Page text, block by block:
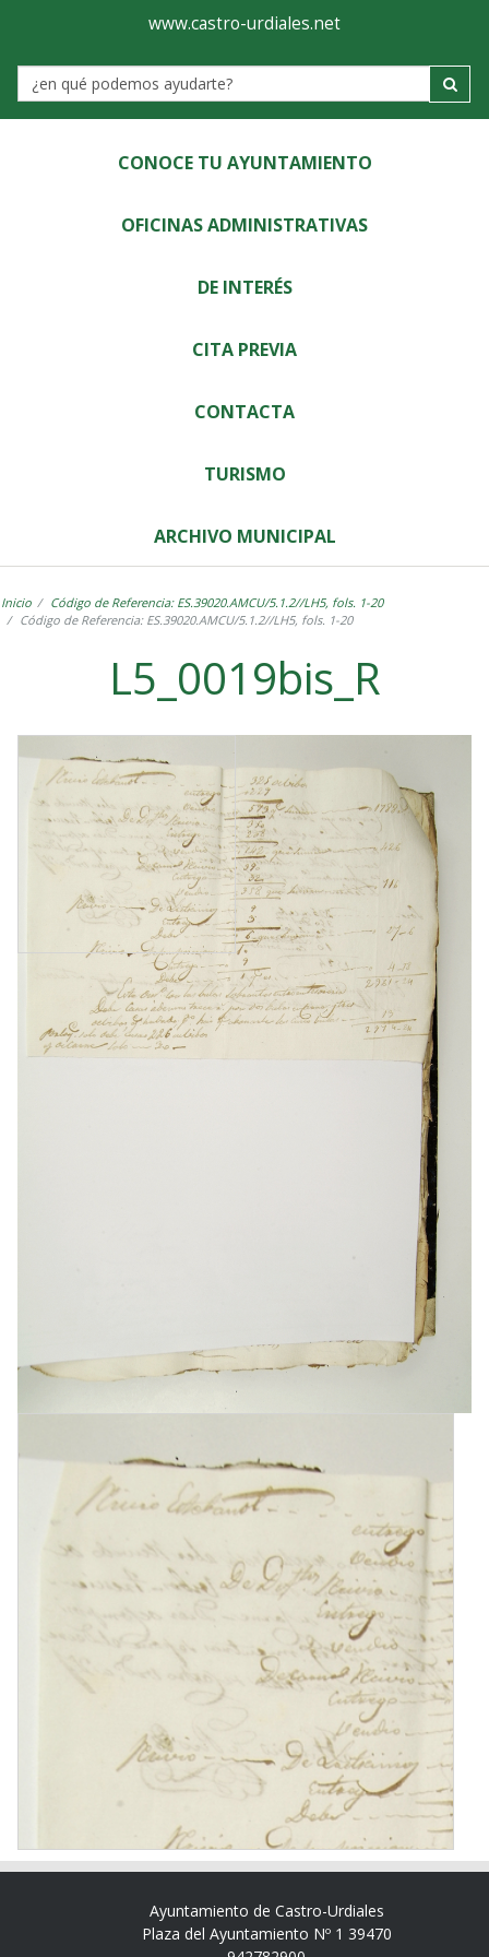
Ayuntamiento
de
Castro-
Urdiales
www.castro-urdiales.net
Label
CONOCE TU AYUNTAMIENTO
OFICINAS ADMINISTRATIVAS
DE INTERÉS
CITA PREVIA
CONTACTA
TURISMO
ARCHIVO MUNICIPAL
Inicio
Código de Referencia: ES.39020.AMCU/5.1.2//LH5, fols. 1-20
Código de Referencia: ES.39020.AMCU/5.1.2//LH5, fols. 1-20
L5_0019bis_R
Ayuntamiento de Castro-Urdiales
Plaza del Ayuntamiento Nº 1 39470